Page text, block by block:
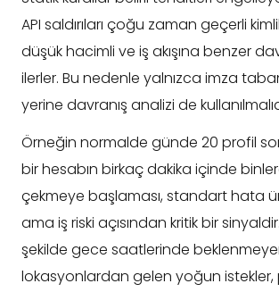
API saldırıları çoğu zaman geçerli
düşük hacimli ve iş akışına benzer
ilerler. Bu nedenle yalnızca imza
yerine davranış analizi de
Örneğin normalde günde 20 profil
bir hesabın birkaç dakika içinde
çekmeye başlaması, standart hata
ama iş riski açısından kritik bir
şekilde gece saatlerinde
lokasyonlardan gelen yoğun